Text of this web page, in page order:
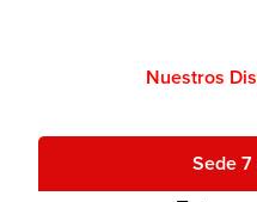
Nuestros
Sede